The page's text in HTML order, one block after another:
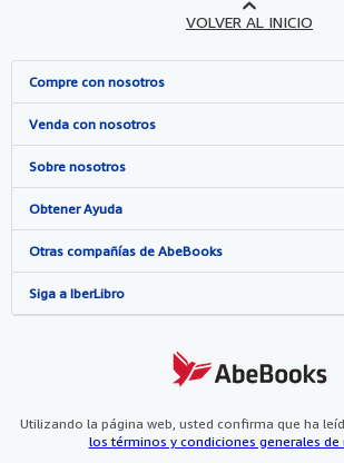
VOLVER AL INICIO
Compre con nosotros
Búsqueda avanzada
Colecciones
Mi cuenta
Mis pedidos
Ver carrito
Venda con nosotros
Comenzar a vender
Únase a nuestro programa de afiliados
Recomiende un vendedor
Sobre nosotros
Sobre IberLibro
Medios
Empleo
Preferencias de cookies
Aviso de cookies
Obtener Ayuda
Preguntas frecuentes y guías
Atención al Cliente
Otras compañías de AbeBooks
AbeBooks.com
AbeBooks.fr
Siga a IberLibro
Utilizando la página web, usted confirma que ha
los términos y condiciones generales